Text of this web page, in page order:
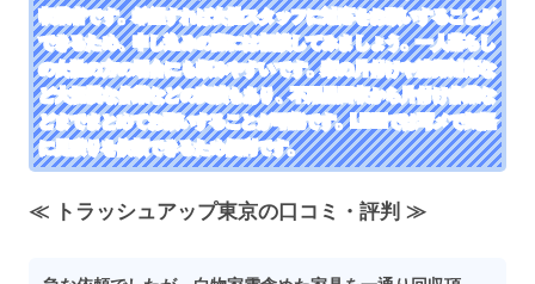
収業者です。希望すれば女性スタッフに対応をお願いすることが
できるため、申し込みの際には相談してみましょう。一人暮らし
の女性の方の場合にも頼みやすいです。家の片付けや清掃対応な
ど大規模な作業などの実績もあり、不用品回収から片付け作業な
どまでまとめてお願いすることが可能です。LINEでは写メで気軽
に見積りを依頼できるため便利です。
≪ トラッシュアップ東京の口コミ・評判 ≫